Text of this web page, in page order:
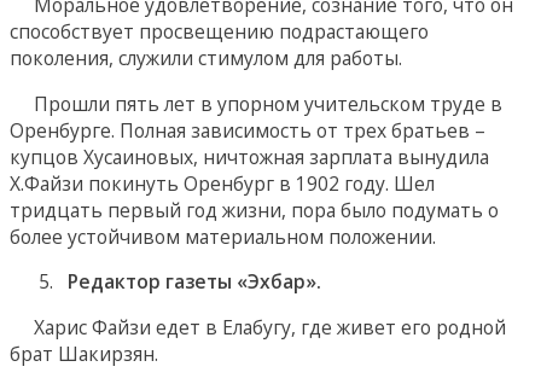
способствует просвещению подрастающего
поколения, служили стимулом для работы.
Прошли пять лет в упорном учительском труде в
Оренбурге. Полная зависимость от трех братьев –
купцов Хусаиновых, ничтожная зарплата вынудила
Х.Файзи покинуть Оренбург в 1902 году. Шел
тридцать первый год жизни, пора было подумать о
более устойчивом материальном положении.
Редактор газеты «Эхбар».
Харис Файзи едет в Елабугу, где живет его родной
брат Шакирзян.